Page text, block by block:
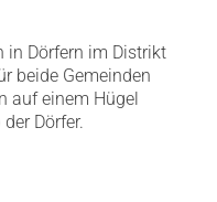
in Dörfern im Distrikt
beide Gemeinden
auf einem Hügel
Dörfer.